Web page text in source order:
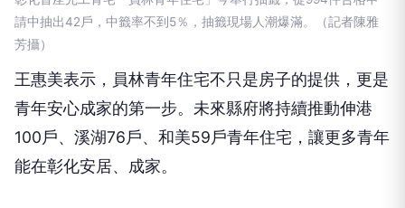
請中抽出42戶，中籤率不到5％，抽籤現場人潮爆滿。（記者陳雅
芳攝）
王惠美表示，員林青年住宅不只是房子的提供，更是
青年安心成家的第一步。未來縣府將持續推動伸港
100戶、溪湖76戶、和美59戶青年住宅，讓更多青年
能在彰化安居、成家。